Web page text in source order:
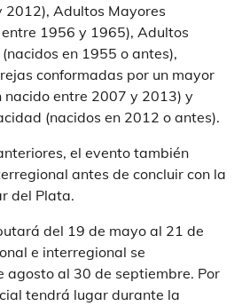
2012), Adultos Mayores
1956 y 1965), Adultos
en 1955 o antes),
conformadas por un mayor
nacido entre 2007 y 2013) y
(nacidos en 2012 o antes).
el evento también
antes de concluir con la
del Plata.
del 19 de mayo al 21 de
e interregional se
agosto al 30 de septiembre. Por
tendrá lugar durante la